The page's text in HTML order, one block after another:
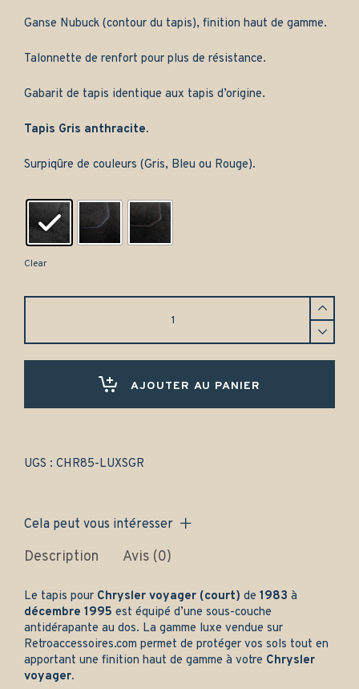
Ganse Nubuck (contour du tapis), finition haut de gamme.
Talonnette de renfort pour plus de résistance.
Gabarit de tapis identique aux tapis d’origine.
Tapis Gris anthracite.
Surpiqûre de couleurs (Gris, Bleu ou Rouge).
Clear
quantity
AJOUTER AU PANIER
UGS : CHR85-LUXSGR
Cela peut vous intéresser
Description Avis (0)
Le tapis pour Chrysler voyager (court) de 1983 à
décembre 1995 est équipé d’une sous-couche
antidérapante au dos. La gamme luxe vendue sur
Retroaccessoires.com permet de protéger vos sols tout en
apportant une finition haut de gamme à votre Chrysler
voyager.